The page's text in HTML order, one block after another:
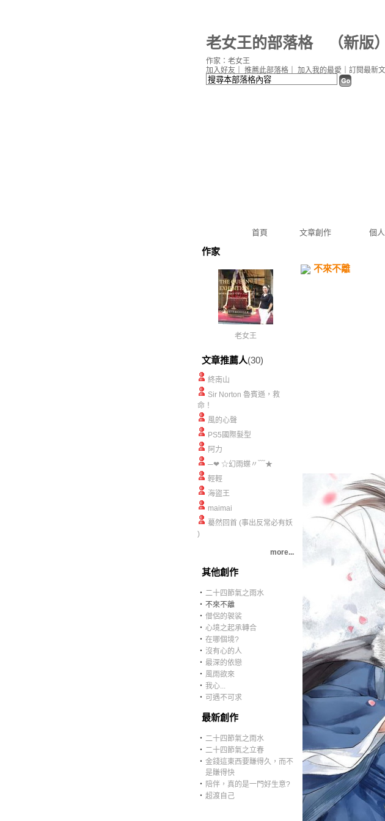
老女王的部落格（新版）
首頁 文章創作 個
加入好友 推薦此部落格 加入我的最愛 訂閱最新
作家：老女王
作家
老女王
文章推薦人(30)
終南山
Sir Norton 魯賓遜，救
命！
風的心聲
PS5國際髮型
阿力
─❤ ☆幻雨蝶〃﹋★
輕輕
海盜王
maimai
驀然回首 (事出反常必有妖
)
more...
其他創作
‧ 二十四節氣之雨水
‧ 不來不離
‧ 僧侶的袈裟
‧ 心境之起承轉合
‧ 在哪個境?
‧ 沒有心的人
‧ 最深的依戀
‧ 風雨欲來
‧ 我心...
‧ 可遇不可求
最新創作
‧ 二十四節氣之雨水
‧ 二十四節氣之立春
‧ 金錢這東西要賺得久，而不
是賺得快
‧ 陪伴，真的是一門好生意?
‧ 超渡自己
不來不離